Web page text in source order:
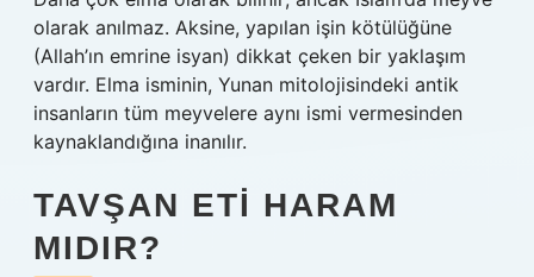
olarak anılmaz. Aksine, yapılan işin kötülüğüne
(Allah’ın emrine isyan) dikkat çeken bir yaklaşım
vardır. Elma isminin, Yunan mitolojisindeki antik
insanların tüm meyvelere aynı ismi vermesinden
kaynaklandığına inanılır.
TAVŞAN ETI HARAM
MIDIR?